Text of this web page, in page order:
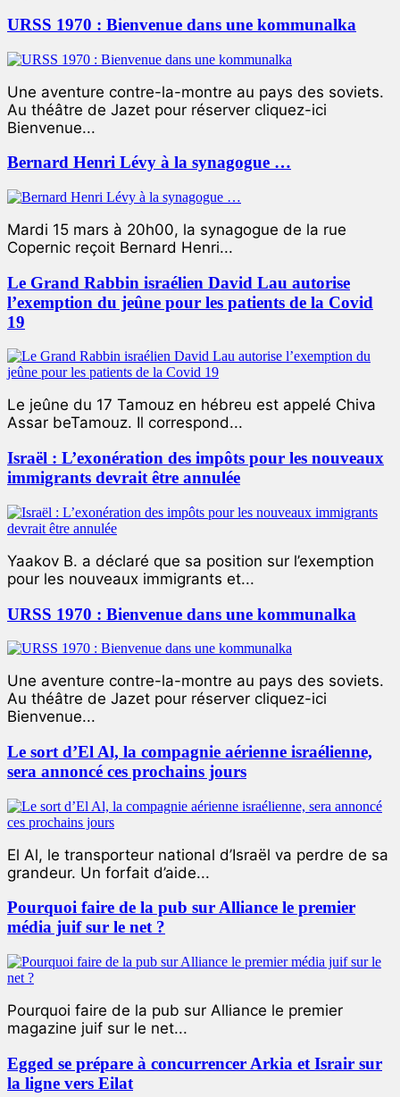
URSS 1970 : Bienvenue dans une kommunalka
Une aventure contre-la-montre au pays des soviets.
Au théâtre de Jazet pour réserver cliquez-ici
Bienvenue...
Bernard Henri Lévy à la synagogue …
Mardi 15 mars à 20h00, la synagogue de la rue
Copernic reçoit Bernard Henri...
Le Grand Rabbin israélien David Lau autorise
l’exemption du jeûne pour les patients de la Covid
19
Le jeûne du 17 Tamouz en hébreu est appelé Chiva
Assar beTamouz. Il correspond...
Israël : L’exonération des impôts pour les nouveaux
immigrants devrait être annulée
Yaakov B. a déclaré que sa position sur l’exemption
pour les nouveaux immigrants et...
URSS 1970 : Bienvenue dans une kommunalka
Une aventure contre-la-montre au pays des soviets.
Au théâtre de Jazet pour réserver cliquez-ici
Bienvenue...
Le sort d’El Al, la compagnie aérienne israélienne,
sera annoncé ces prochains jours
El Al, le transporteur national d’Israël va perdre de sa
grandeur. Un forfait d’aide...
Pourquoi faire de la pub sur Alliance le premier
média juif sur le net ?
Pourquoi faire de la pub sur Alliance le premier
magazine juif sur le net...
Egged se prépare à concurrencer Arkia et Israir sur
la ligne vers Eilat